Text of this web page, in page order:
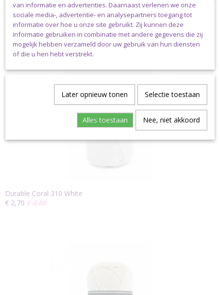
Ook interessant
Durable Coral 310 White
€ 2,70 € 2,80
van informatie en advertenties. Daarnaast verlenen we onze
sociale media-, advertentie- en analysepartners toegang tot
informatie over hoe u onze site gebruikt. Zij kunnen deze
informatie gebruiken in combinatie met andere gegevens die zij
mogelijk hebben verzameld door uw gebruik van hun diensten
of die u hen hebt verstrekt.
Later opnieuw tonen Selectie toestaan
Alles toestaan Nee, niet akkoord